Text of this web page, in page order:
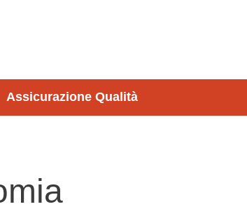
Assicurazione Qualità